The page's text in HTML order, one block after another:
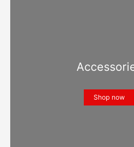
Shop now